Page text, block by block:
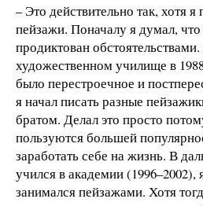
– Это действительно так, хотя
пейзажи. Поначалу я думал,
продиктован
художественном училище в
было перестроечное и
я начал писать разные
братом. Делал это просто
пользуются большей
заработать себе на жизнь. В
учился в академии
занимался пейзажами. Хотя